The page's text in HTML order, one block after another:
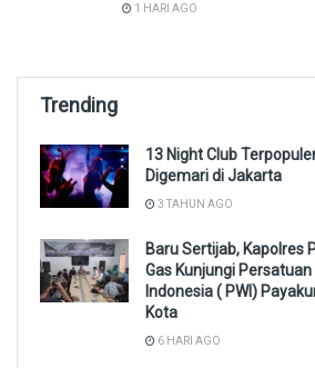
1 HARI AGO
Trending
13 Night Club
Digemari di Jakarta
3 TAHUN AGO
Baru Sertijab, Kapolres
Gas Kunjungi
Indonesia ( PWI)
Kota
6 HARI AGO